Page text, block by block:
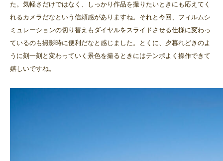
た。気軽さだけではなく、しっかり作品を撮りたいときにも応えてく
れるカメラだなという信頼感がありますね。それと今回、フィルムシ
ミュレーションの切り替えもダイヤルをスライドさせる仕様に変わっ
ているのも撮影時に便利だなと感じました。とくに、夕暮れどきのよ
うに刻一刻と変わっていく景色を撮るときにはテンポよく操作できて
嬉しいですね。